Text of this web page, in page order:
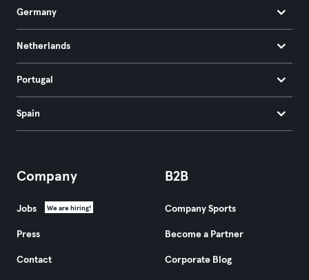
Germany
Netherlands
Portugal
Spain
Company
Jobs We are hiring!
Press
Contact
B2B
Company Sports
Become a Partner
Corporate Blog